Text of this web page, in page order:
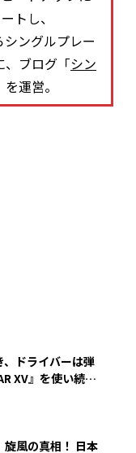
トし、
ングルプレー
、ブログ「シン
を運営。
、ドライバーは弾
XV』を使い続け
風の真相！ 日本